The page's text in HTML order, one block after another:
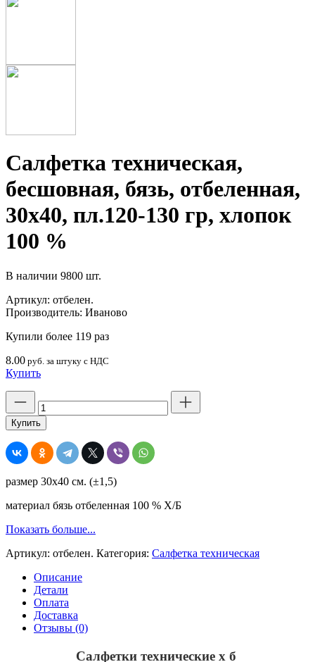
Салфетка техническая,
бесшовная, бязь, отбеленная,
30х40, пл.120-130 гр, хлопок
100 %
В наличии 9800 шт.
Артикул: отбелен.
Производитель: Иваново
Купили более 119 раз
8.00 руб. за штуку с НДС
Купить
товара
Салфетка
техническая,
бесшовная,
бязь,
30х40,
130
хлопок
%
Купить
размер 30х40 см. (±1,5)
материал бязь отбеленная 100 % Х/Б
Показать больше...
Артикул: отбелен. Категория: Салфетка техническая
Описание
Детали
Оплата
Доставка
Отзывы (0)
Салфетки технические х б